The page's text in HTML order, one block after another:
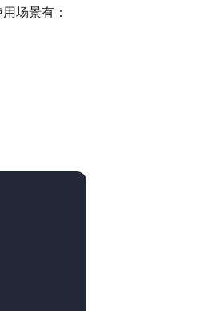
场景有：